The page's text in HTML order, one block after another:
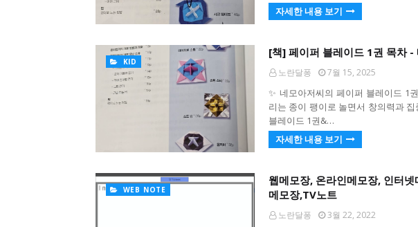
자세한 내용 보기
KID
[책] 페이퍼 블레이드 1권 목차 -
노란달퐁 7월 15, 2025
✨ 네모아저씨의 페이퍼 블레이드 1
리는 종이 팽이로 놀면서 창의력과
블레이드 1권&…
자세한 내용 보기
WEB NOTE
웹메모장, 온라인메모장, 인터
메모장,TV노트
노란달퐁 3월 22, 2022